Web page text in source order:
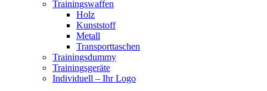
Trainingswaffen
Holz
Kunststoff
Metall
Transporttaschen
Trainingsdummy
Trainingsgeräte
Individuell – Ihr Logo